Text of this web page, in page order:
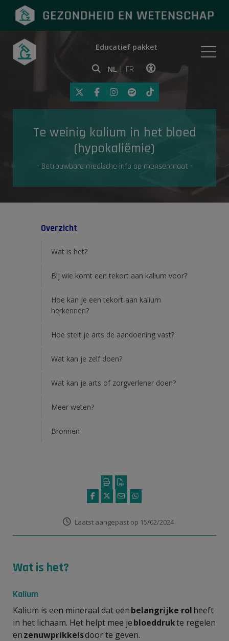
Onderwerpen
Gezondheid in de media
Educatief pakket
NL FR
Klik op deze link om
Te weinig kalium in het bloed
(hypokaliëmie)
- Betrouwbare medische info op mensenmaat -
Overzicht
Wat is het?
Bij wie komt een tekort aan kalium voor?
Hoe kan je een tekort aan kalium
herkennen?
Hoe stelt je arts de aandoening vast?
Wat kan je zelf doen?
Wat kan je arts of zorgverlener doen?
Meer weten?
Bronnen
Laatst aangepast op 15/02/2024
Wat is het?
Kalium
Kalium is een mineraal dat eenbelangrijke rolheeft
in het lichaam. Het helpt mee jebloeddrukte regelen
enzenuwprikkelsdoor te geven.